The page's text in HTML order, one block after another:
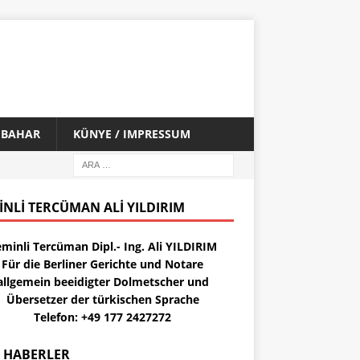
KÜNYE / IMPRESSUM
TERCÜMAN ALI YILDIRIM
Tercüman Dipl.- Ing. Ali YILDIRIM
Für die Berliner Gerichte und Notare
beeidigter Dolmetscher und
Übersetzer der türkischen Sprache
Telefon: +49 177 2427272